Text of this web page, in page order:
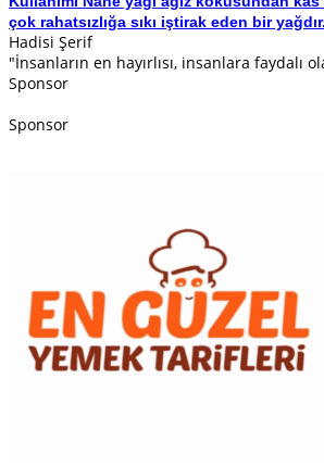
çok rahatsızlığa sıkı iştirak eden bir
Hadisi Şerif
"İnsanların en hayırlısı, insanlara faydalı
Sponsor
Sponsor